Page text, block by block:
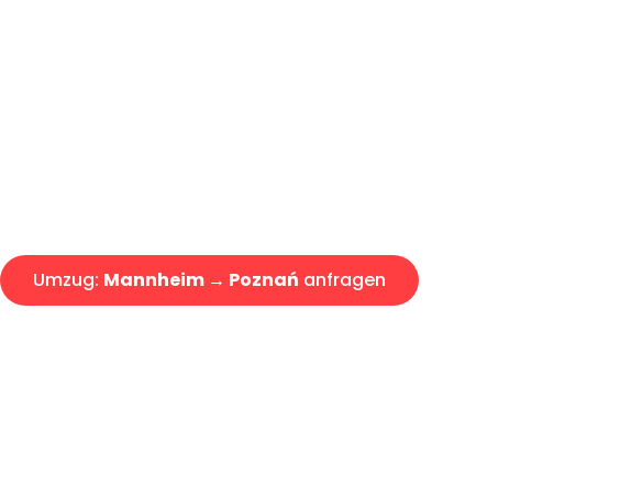
Umzug: Mannheim → Poznań anfragen